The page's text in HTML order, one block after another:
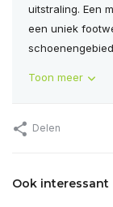
uitstraling. Een
een uniek
Toon meer
Delen
Ook interessant